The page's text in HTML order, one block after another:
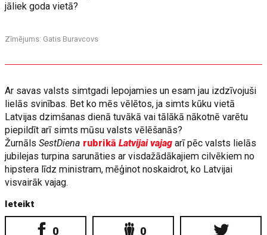
jāliek goda vietā?
Zīmējums: Gatis Buravcovs
Ar savas valsts simtgadi lepojamies un esam jau izdzīvojuši
lielās svinības. Bet ko mēs vēlētos, ja simts kūku vietā
Latvijas dzimšanas dienā tuvākā vai tālākā nākotnē varētu
piepildīt arī simts mūsu valsts vēlēšanās?
ŽurnālsSestDiena rubrikāLatvijai vajag arī pēc valsts lielās
jubilejas turpina sarunāties ar visdažādākajiem cilvēkiem no
hipstera līdz ministram, mēģinot noskaidrot, ko Latvijai
visvairāk vajag.
Ieteikt
0 0